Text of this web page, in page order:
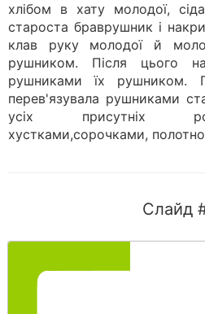
хлібом в хату молодої,
староста браврушник і
клав руку молодої й
рушником. Після цього
рушниками їх рушником.
перев'язувала рушниками
усіх присутніх
хустками,сорочками,
Слайд